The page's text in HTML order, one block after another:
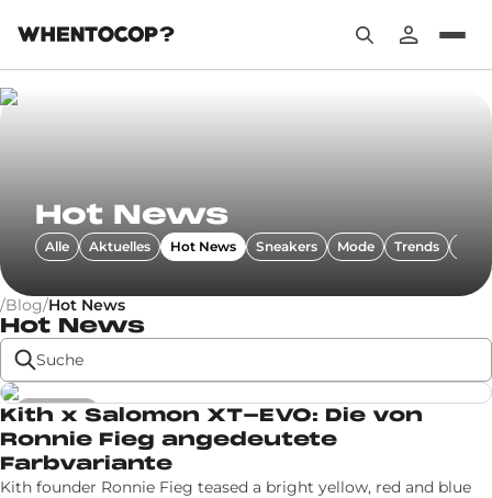
Hot News
Alle Aktuelles Hot News Sneakers Mode Trends
/Blog/Hot News
Hot News
Hot News
Kith x Salomon XT-EVO: Die von
Ronnie Fieg angedeutete
Farbvariante
Kith founder Ronnie Fieg teased a bright yellow, red and blue